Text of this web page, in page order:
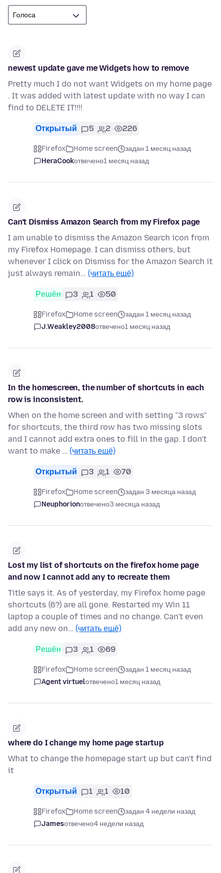
newest update gave me Widgets how to remove
Pretty much I do not want Widgets on my home page
. It was added with latest update with no way I can
find to DELETE IT!!!!
Открытый 5 2 226
Firefox Home screen
задан 1 месяц назад
HeraCookотвечено1 месяц назад
Can't Dismiss Amazon Search from my Firefox page
I am unable to dismiss the Amazon Search icon from
my Firefox Homepage. I can dismiss others, but
whenever I click on Dismiss for the Amazon Search it
just always remain… (читать ещё)
Решён 3 1 50
Firefox Home screen
задан 1 месяц назад
J.Weakley2008отвечено1 месяц назад
In the homescreen, the number of shortcuts in each
row is inconsistent.
When on the home screen and with setting "3 rows"
for shortcuts, the third row has two missing slots
and I cannot add extra ones to fill in the gap. I don't
want to make … (читать ещё)
Открытый 3 1 70
Firefox Home screen
задан 3 месяца назад
Neuphorionотвечено3 месяца назад
Lost my list of shortcuts on the firefox home page
and now I cannot add any to recreate them
Title says it. As of yesterday, my Firefox home page
shortcuts (6?) are all gone. Restarted my Win 11
laptop a couple of times and no change. Can't even
add any new on… (читать ещё)
Решён 3 1 69
Firefox Home screen
задан 1 месяц назад
Agent virtuelотвечено1 месяц назад
where do I change my home page startup
What to change the homepage start up but can't find
it
Открытый 1 1 10
Firefox Home screen
задан 4 недели назад
Jamesотвечено4 недели назад